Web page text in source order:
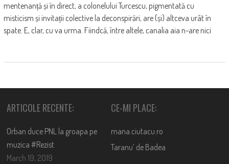
mentenanță și în direct, a colonelului Turcescu, pigmentată cu
misticism și invitații colective la deconspirări, are (și) altceva urât în
spate. E, clar, cu va urma. Fiindcă, între altele, canalia aia n-are nici
ARTICOLE RECENTE:
Orban duce PNL la groapa pe
muzica #Rezist
March 19, 2019
CE-MI PLACE:
mana.ciutacu.ro
Taranu’ de Badea